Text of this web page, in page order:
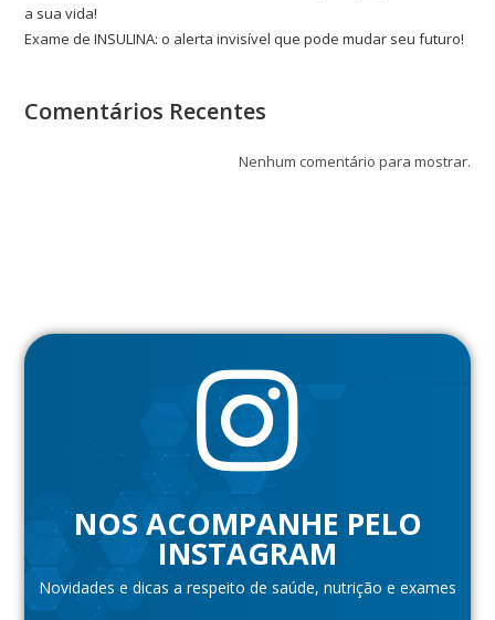
a sua vida!
Exame de INSULINA: o alerta invisível que pode mudar seu futuro!
Comentários Recentes
Nenhum comentário para mostrar.
NOS ACOMPANHE PELO
INSTAGRAM
Novidades e dicas a respeito de saúde, nutrição e exames